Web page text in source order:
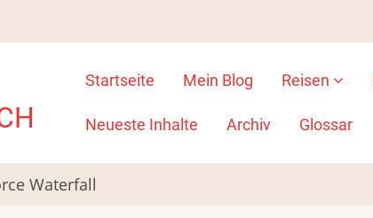
Main
navigation
Startseite Mein Blog Reisen
Neueste Inhalte Archiv Glossar
Waterfall